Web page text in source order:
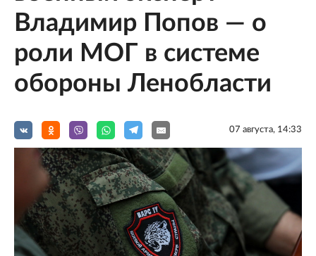
Владимир Попов — о
роли МОГ в системе
обороны Ленобласти
07 августа, 14:33